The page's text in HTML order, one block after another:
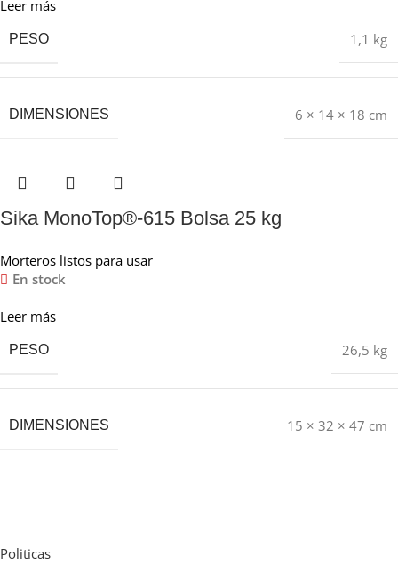
Leer más
PESO 1,1 kg
DIMENSIONES 6 × 14 × 18 cm
Sika MonoTop®-615 Bolsa 25 kg
Morteros listos para usar
En stock
Leer más
PESO 26,5 kg
DIMENSIONES 15 × 32 × 47 cm
Politicas